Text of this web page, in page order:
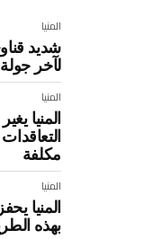
المنيا
شديد
لآخر
المنيا
المنيا
مكلفة
المنيا
المنيا
بهذه